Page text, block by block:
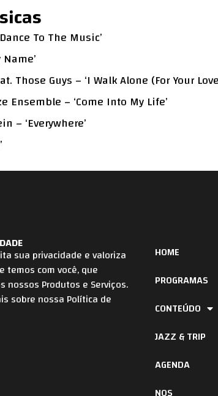
To The Music’
Those Guys – ‘I Walk Alone (For Your
Ensemble – ‘Come Into My Life’
– ‘Everywhere’
sua privacidade e valoriza
temos com você, que
nossos Produtos e Serviços.
sobre nossa Política de
HOME
PROGRAMAS
CONTEÚDO
JAZZ & TRIP
AGENDA